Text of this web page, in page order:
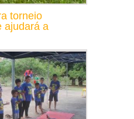
torneio
ajudará a